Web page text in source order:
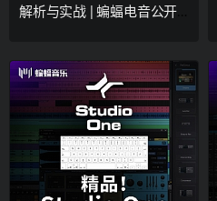
解析与实战 | 蝙蝠电音公开